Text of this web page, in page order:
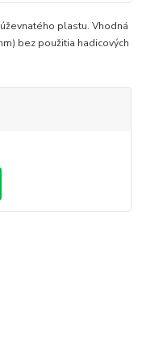
plastu. Vhodná
bez použitia hadicových